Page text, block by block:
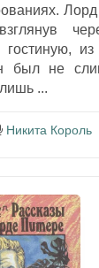
из
был не
...
Никита Король